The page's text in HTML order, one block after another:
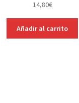
14,80€
Añadir al carrito